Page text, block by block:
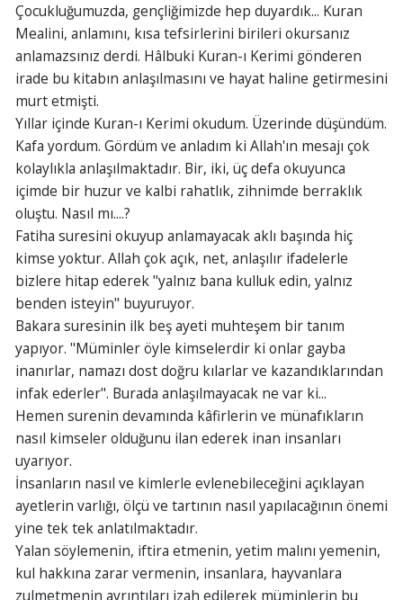
Çocukluğumuzda, gençliğimizde hep duyardık... Kuran
Mealini, anlamını, kısa tefsirlerini birileri okursanız
anlamazsınız derdi. Hâlbuki Kuran-ı Kerimi gönderen
irade bu kitabın anlaşılmasını ve hayat haline getirmesini
murt etmişti.
Yıllar içinde Kuran-ı Kerimi okudum. Üzerinde düşündüm.
Kafa yordum. Gördüm ve anladım ki Allah'ın mesajı çok
kolaylıkla anlaşılmaktadır. Bir, iki, üç defa okuyunca
içimde bir huzur ve kalbi rahatlık, zihnimde berraklık
oluştu. Nasıl mı....?
Fatiha suresini okuyup anlamayacak aklı başında hiç
kimse yoktur. Allah çok açık, net, anlaşılır ifadelerle
bizlere hitap ederek "yalnız bana kulluk edin, yalnız
benden isteyin" buyuruyor.
Bakara suresinin ilk beş ayeti muhteşem bir tanım
yapıyor. "Müminler öyle kimselerdir ki onlar gayba
inanırlar, namazı dost doğru kılarlar ve kazandıklarından
infak ederler". Burada anlaşılmayacak ne var ki...
Hemen surenin devamında kâfirlerin ve münafıkların
nasıl kimseler olduğunu ilan ederek inan insanları
uyarıyor.
İnsanların nasıl ve kimlerle evlenebileceğini açıklayan
ayetlerin varlığı, ölçü ve tartının nasıl yapılacağının önemi
yine tek tek anlatılmaktadır.
Yalan söylemenin, iftira etmenin, yetim malını yemenin,
kul hakkına zarar vermenin, insanlara, hayvanlara
zulmetmenin ayrıntıları izah edilerek müminlerin bu